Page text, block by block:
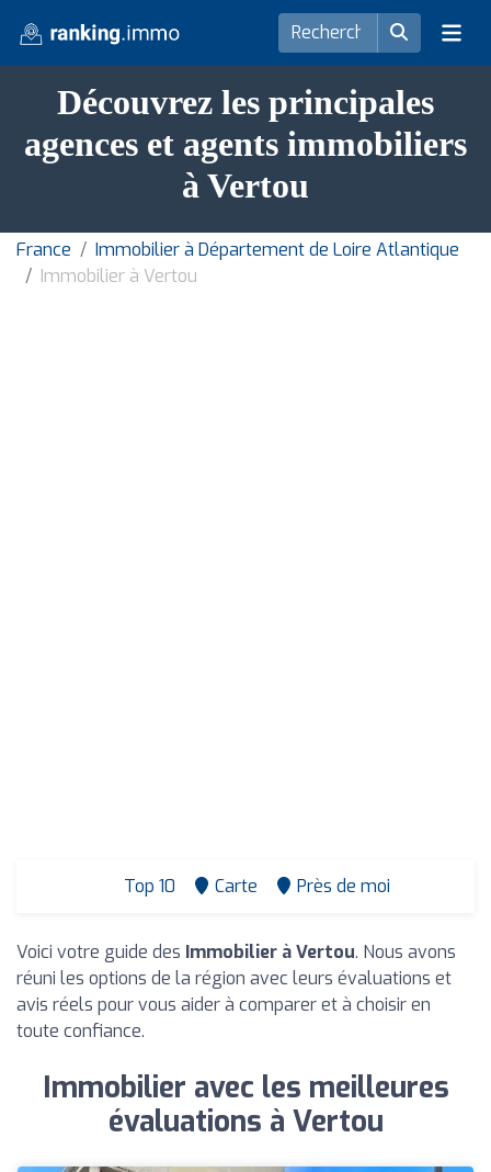
Découvrez les principales
agences et agents immobiliers
à Vertou
France
Immobilier à Département de Loire Atlantique
Immobilier à Vertou
Top 10 Carte Près de moi
Voici votre guide des Immobilier à Vertou. Nous avons
réuni les options de la région avec leurs évaluations et
avis réels pour vous aider à comparer et à choisir en
toute confiance.
Immobilier avec les meilleures
évaluations à Vertou